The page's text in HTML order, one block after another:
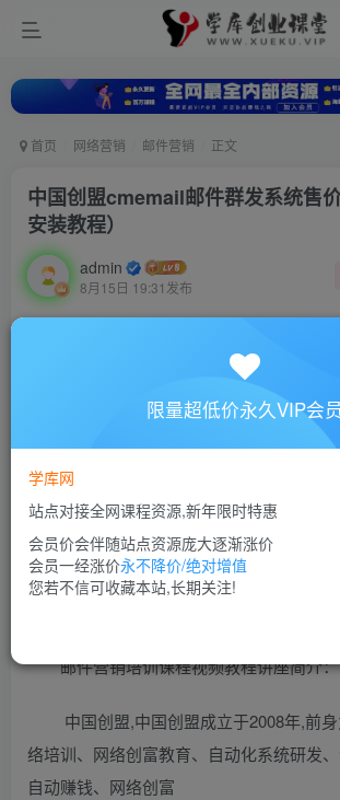
首页 网络营销 邮件营销 正文
中国创盟cmemail邮件群发系统售
安装教程）
admin
8月15日 19:31发布
中国创盟cmemail邮件群发系统售价近
此内容为付费资源，请付费后查看
10
立即购买
您当前未登录！建议登陆后购买
邮件营销培训课程视频教程讲座简介：
中国创盟,中国创盟成立于2008年,前
络培训、网络创富教育、自动化系统研发、
自动赚钱、网络创富
限量超低价永久VIP会员
学库网
站点对接全网课程资源,新年限时特惠
会员价会伴随站点资源庞大逐渐涨价
会员一经涨价永不降价/绝对增值
您若不信可收藏本站,长期关注!